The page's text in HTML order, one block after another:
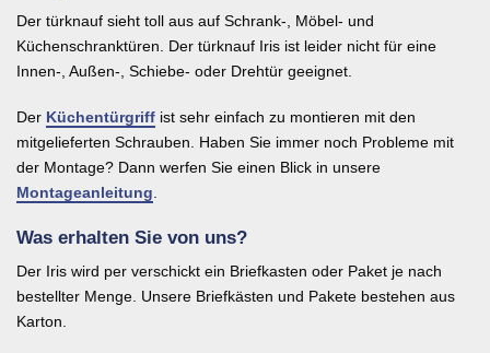
Der türknauf sieht toll aus auf Schrank-, Möbel- und
Küchenschranktüren. Der türknauf Iris ist leider nicht für eine
Innen-, Außen-, Schiebe- oder Drehtür geeignet.
Der Küchentürgriff ist sehr einfach zu montieren mit den
mitgelieferten Schrauben. Haben Sie immer noch Probleme mit
der Montage? Dann werfen Sie einen Blick in unsere
Montageanleitung
Was erhalten Sie von uns?
Der Iris wird per verschickt ein Briefkasten oder Paket je nach
bestellter Menge. Unsere Briefkästen und Pakete bestehen aus
Karton.